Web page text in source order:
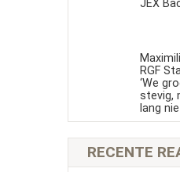
JEX
RGF
‘We
stevig,
lang
RECENTE